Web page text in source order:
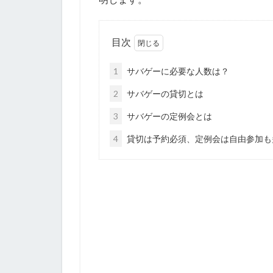
目次
1 サバゲーに必要な人数は？
2 サバゲーの貸切とは
3 サバゲーの定例会とは
4 貸切は予約必須、定例会は自由参加